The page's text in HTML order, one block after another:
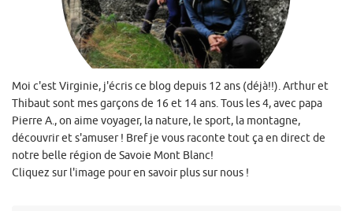
Moi c'est Virginie, j'écris ce blog depuis 12 ans (déjà!!). Arthur et
Thibaut sont mes garçons de 16 et 14 ans. Tous les 4, avec papa
Pierre A., on aime voyager, la nature, le sport, la montagne,
découvrir et s'amuser ! Bref je vous raconte tout ça en direct de
notre belle région de Savoie Mont Blanc!
Cliquez sur l'image pour en savoir plus sur nous !